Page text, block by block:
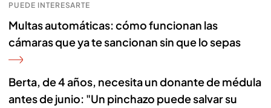
PUEDE INTERESARTE
Multas automáticas: cómo funcionan las
cámaras que ya te sancionan sin que lo sepas
Berta, de 4 años, necesita un donante de médula
antes de junio: "Un pinchazo puede salvar su